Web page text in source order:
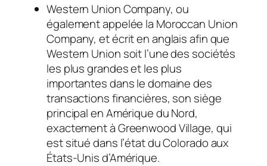
Western Union Company, ou
également appelée la Moroccan Union
Company, et écrit en anglais afin que
Western Union soit l’une des sociétés
les plus grandes et les plus
importantes dans le domaine des
transactions financières, son siège
principal en Amérique du Nord,
exactement à Greenwood Village, qui
est situé dans l’état du Colorado aux
États-Unis d’Amérique.